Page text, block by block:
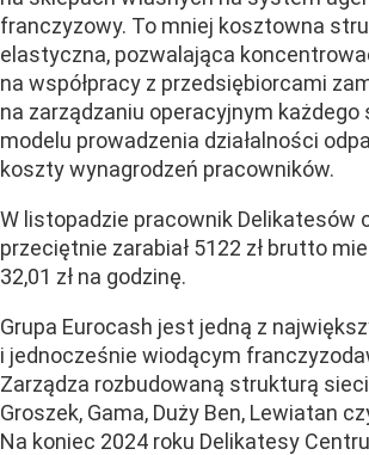
franczyzowy. To mniej kosztowna
elastyczna, pozwalająca
na współpracy z przedsiębiorcami
na zarządzaniu operacyjnym każdego
modelu prowadzenia działalności
koszty wynagrodzeń pracowników.
W listopadzie pracownik Delikatesów
przeciętnie zarabiał 5122 zł brutto
32,01 zł na godzinę.
Grupa Eurocash jest jedną z
i jednocześnie wiodącym
Zarządza rozbudowaną strukturą
Groszek, Gama, Duży Ben, Lewiatan
Na koniec 2024 roku Delikatesy